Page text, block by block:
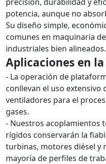
potencia, aunque no
Su diseño simple,
comunes en maquinaria
industriales bien alineados.
Aplicaciones en
- La operación de
conllevan el uso extensivo
ventiladores para el
gases.
- Nuestros acoplamientos
rígidos conservarán la
turbinas, motores diésel y
mayoría de perfiles de